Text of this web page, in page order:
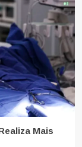
Mais